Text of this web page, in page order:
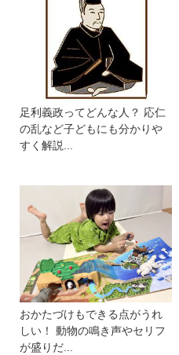
足利義政ってどんな人？ 応仁
の乱など子どもにも分かりや
すく解説...
おかたづけもできる点がうれ
しい！ 動物の鳴き声やセリフ
が盛りだ...